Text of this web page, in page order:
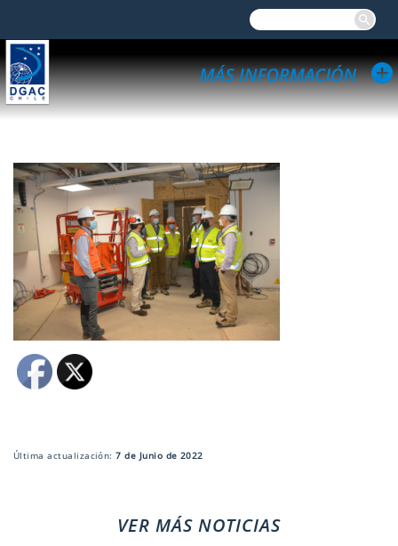
Última actualización:7 de Junio de 2022
VER MÁS NOTICIAS